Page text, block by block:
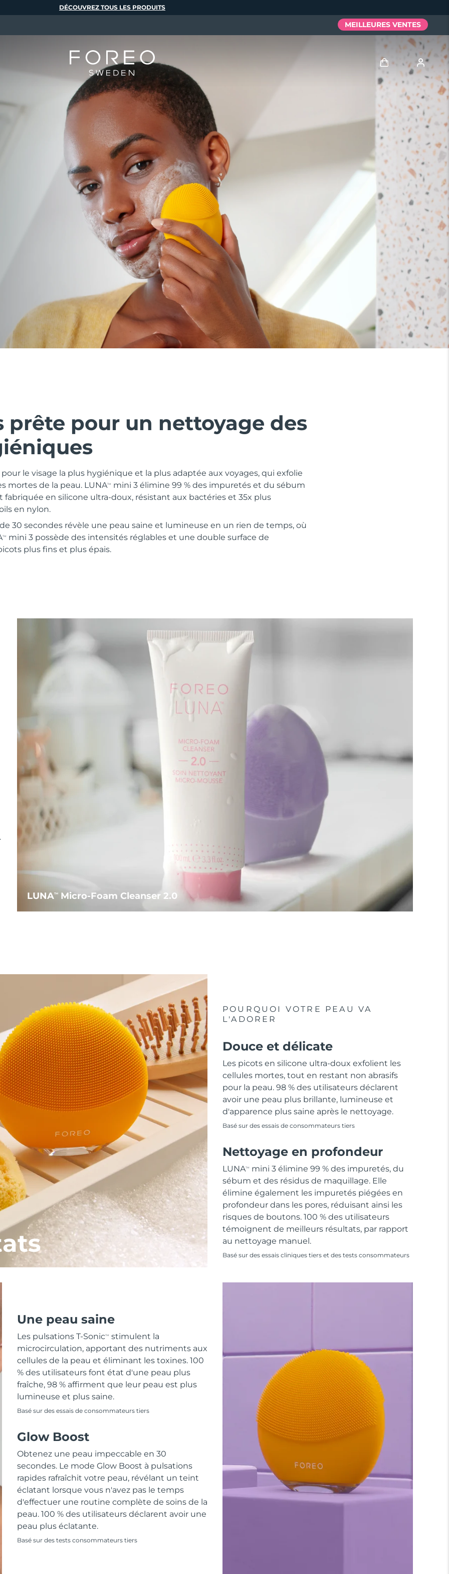
prête pour un nettoyage des
le visage la plus hygiénique et la plus adaptée aux voyages, qui exfolie
mortes de la peau. LUNATM
mini 3 élimine 99 % des impuretés et du sébum
fabriquée en silicone ultra-doux, résistant aux bactéries et 35x plus
en nylon.
30 secondes révèle une peau saine et lumineuse en un rien de temps, où
TM
mini 3 possède des intensités réglables et une double surface de
plus fins et plus épais.
LUNATMMicro-Foam Cleanser 2.0
POURQUOI VOTRE PEAU VA
L'ADORER
Douce et délicate
Les picots en silicone ultra-doux exfolient les
cellules mortes, tout en restant non abrasifs
pour la peau. 98 % des utilisateurs déclarent
avoir une peau plus brillante, lumineuse et
d'apparence plus saine après le nettoyage.
Basé sur des essais de consommateurs tiers
Nettoyage en profondeur
LUNATM
mini 3 élimine 99 % des impuretés, du
sébum et des résidus de maquillage. Elle
élimine également les impuretés piégées en
profondeur dans les pores, réduisant ainsi les
risques de boutons. 100 % des utilisateurs
témoignent de meilleurs résultats, par rapport
au nettoyage manuel.
Basé sur des essais cliniques tiers et des tests consommateurs
Une peau saine
Les pulsations T-SonicTM
stimulent la
microcirculation, apportant des nutriments aux
cellules de la peau et éliminant les toxines. 100
% des utilisateurs font état d'une peau plus
fraîche, 98 % affirment que leur peau est plus
lumineuse et plus saine.
Basé sur des essais de consommateurs tiers
Glow Boost
Obtenez une peau impeccable en 30
secondes. Le mode Glow Boost à pulsations
rapides rafraîchit votre peau, révélant un teint
éclatant lorsque vous n'avez pas le temps
d'effectuer une routine complète de soins de la
peau. 100 % des utilisateurs déclarent avoir une
peau plus éclatante.
Basé sur des tests consommateurs tiers
DÉCOUVREZ TOUS LES PRODUITS
MEILLEURES VENTES
Se connecter
Profil de l'utilisateur
Mes appareils
Mes commandes
Mes adresses
Mes abonnements